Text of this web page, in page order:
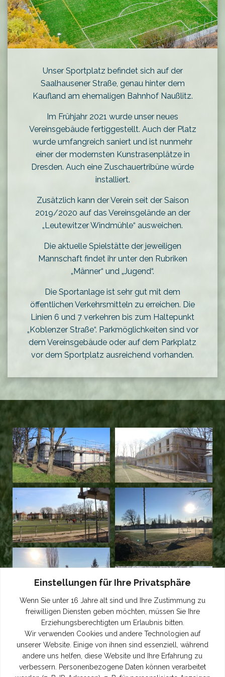
Einstellungen für Ihre Privatsphäre
Wenn Sie unter 16 Jahre alt sind und Ihre Zustimmung zu
freiwilligen Diensten geben möchten, müssen Sie Ihre
Erziehungsberechtigten um Erlaubnis bitten.
Wir verwenden Cookies und andere Technologien auf
unserer Website. Einige von ihnen sind essenziell, während
andere uns helfen, diese Website und Ihre Erfahrung zu
verbessern. Personenbezogene Daten können verarbeitet
Unser Sportplatz befindet sich auf der
Saalhausener Straße, genau hinter dem
Kaufland am ehemaligen Bahnhof Naußlitz.
Im Frühjahr 2021 wurde unser neues
Vereinsgebäude fertiggestellt. Auch der Platz
wurde umfangreich saniert und ist nunmehr
einer der modernsten Kunstrasenplätze in
Dresden. Auch eine Zuschauertribüne würde
installiert.
Zusätzlich kann der Verein seit der Saison
2019/2020 auf das Vereinsgelände an der
„Leutewitzer Windmühle“ ausweichen.
Die aktuelle Spielstätte der jeweiligen
Mannschaft findet ihr unter den Rubriken
„Männer“ und „Jugend“.
Die Sportanlage ist sehr gut mit dem
öffentlichen Verkehrsmitteln zu erreichen. Die
Linien 6 und 7 verkehren bis zum Haltepunkt
„Koblenzer Straße“. Parkmöglichkeiten sind vor
dem Vereinsgebäude oder auf dem Parkplatz
vor dem Sportplatz ausreichend vorhanden.